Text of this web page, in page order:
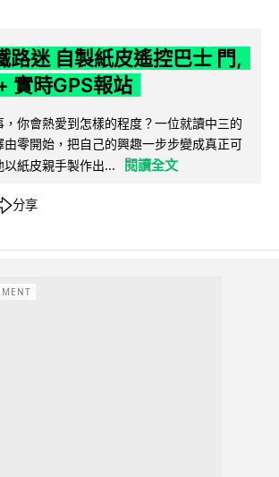
路迷 自製紙皮遙控巴士 門,
實時GPS報站
你會熱愛到怎樣的程度？一位就讀中三的
由零開始，把自己的興趣一步步變成真正可
紙皮親手製作出...
閱讀全文
分享